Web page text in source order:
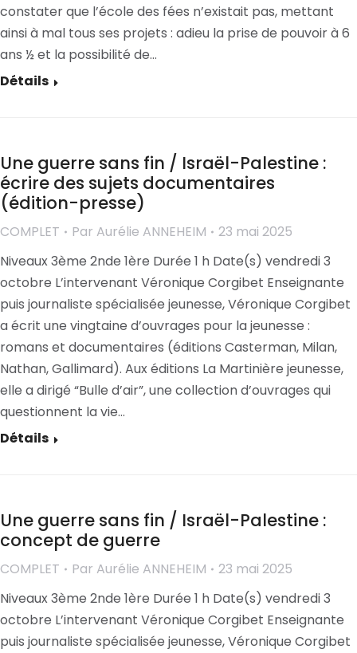
constater que l’école des fées n’existait pas, mettant
ainsi à mal tous ses projets : adieu la prise de pouvoir à 6
ans ½ et la possibilité de…
Détails
Une guerre sans fin / Israël-Palestine :
écrire des sujets documentaires
(édition-presse)
COMPLET Par Aurélie ANNEHEIM
23 mai 2025
Niveaux 3ème 2nde 1ère Durée 1 h Date(s) vendredi 3
octobre L’intervenant Véronique Corgibet Enseignante
puis journaliste spécialisée jeunesse, Véronique Corgibet
a écrit une vingtaine d’ouvrages pour la jeunesse :
romans et documentaires (éditions Casterman, Milan,
Nathan, Gallimard). Aux éditions La Martinière jeunesse,
elle a dirigé “Bulle d’air”, une collection d’ouvrages qui
questionnent la vie…
Détails
Une guerre sans fin / Israël-Palestine :
concept de guerre
COMPLET Par Aurélie ANNEHEIM
23 mai 2025
Niveaux 3ème 2nde 1ère Durée 1 h Date(s) vendredi 3
octobre L’intervenant Véronique Corgibet Enseignante
puis journaliste spécialisée jeunesse, Véronique Corgibet